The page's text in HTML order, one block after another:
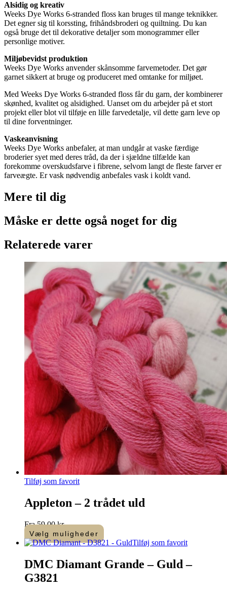
Alsidig og kreativ
Weeks Dye Works 6-stranded floss kan bruges til mange teknikker.
Det egner sig til korssting, frihåndsbroderi og quiltning. Du kan
også bruge det til dekorative detaljer som monogrammer eller
personlige motiver.
Miljøbevidst produktion
Weeks Dye Works anvender skånsomme farvemetoder. Det gør
garnet sikkert at bruge og produceret med omtanke for miljøet.
Med Weeks Dye Works 6-stranded floss får du garn, der kombinerer
skønhed, kvalitet og alsidighed. Uanset om du arbejder på et stort
projekt eller blot vil tilføje en lille farvedetalje, vil dette garn leve op
til dine forventninger.
Vaskeanvisning
Weeks Dye Works anbefaler, at man undgår at vaske færdige
broderier syet med deres tråd, da der i sjældne tilfælde kan
forekomme overskudsfarve i fibrene, selvom langt de fleste farver er
farveægte. Er vask nødvendig anbefales vask i koldt vand.
Mere til dig
Måske er dette også noget for dig
Relaterede varer
Tilføj som favorit
Appleton – 2 trådet uld
Fra59,00kr.
Vælg muligheder
Dette
har
flere
varianter.
Tilføj som favorit
DMC Diamant Grande – Guld –
G3821